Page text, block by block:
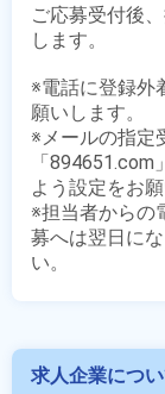
ご応募受付後
します。
※電話に登録外
願いします。
※メールの指定
「
よう設定をお願
※担当者からの
募へは翌日に
求人企業につ